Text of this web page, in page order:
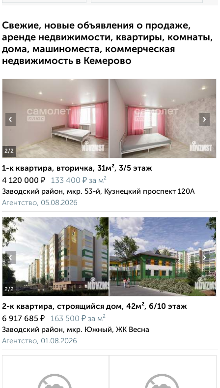
Свежие, новые объявления о продаже,
аренде недвижимости, квартиры, комнаты,
дома, машиноместа, коммерческая
недвижимость в Кемерово
2/2
‹ ›
1-к квартира, вторичка, 31м², 3/5 этаж
4 120 000 ₽ 133 400 ₽ за м²
Заводский район, мкр. 53-й, Кузнецкий проспект 120А
Агентство, 05.08.2026
2/2
‹ ›
2-к квартира, строящийся дом, 42м², 6/10 этаж
6 917 685 ₽ 163 500 ₽ за м²
Заводский район, мкр. Южный, ЖК Весна
Агентство, 01.08.2026